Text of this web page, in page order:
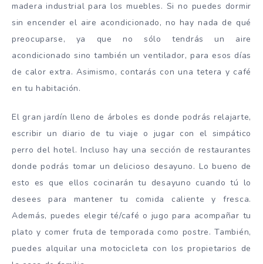
madera industrial para los muebles. Si no puedes dormir
sin encender el aire acondicionado, no hay nada de qué
preocuparse, ya que no sólo tendrás un aire
acondicionado sino también un ventilador, para esos días
de calor extra. Asimismo, contarás con una tetera y café
en tu habitación.
El gran jardín lleno de árboles es donde podrás relajarte,
escribir un diario de tu viaje o jugar con el simpático
perro del hotel. Incluso hay una sección de restaurantes
donde podrás tomar un delicioso desayuno. Lo bueno de
esto es que ellos cocinarán tu desayuno cuando tú lo
desees para mantener tu comida caliente y fresca.
Además, puedes elegir té/café o jugo para acompañar tu
plato y comer fruta de temporada como postre. También,
puedes alquilar una motocicleta con los propietarios de